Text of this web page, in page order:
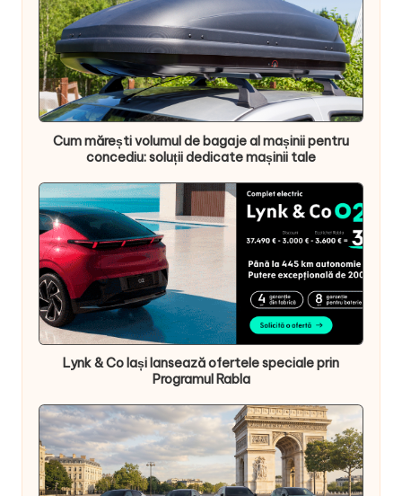
Cum mărești volumul de bagaje al mașinii pentru
concediu: soluții dedicate mașinii tale
Lynk & Co Iași lansează ofertele speciale prin
Programul Rabla